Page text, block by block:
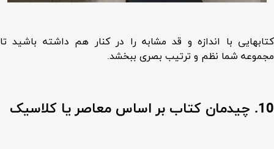
کتابهایی با اندازه و قد مشابه را در کنار هم داشته باشید تا
مجموعه شما نظم و ترتیب بصری ببخشد.
10. چیدمان کتاب بر اساس معاصر یا کلاسیک